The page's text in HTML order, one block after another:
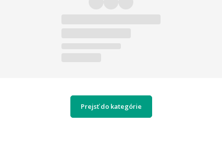
Prejsť do kategórie